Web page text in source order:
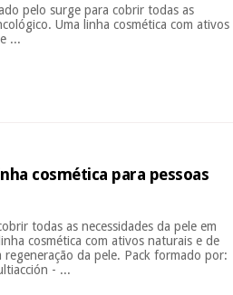
pelo surge para cobrir todas as
Uma linha cosmética com ativos
...
cosmética para pessoas
todas as necessidades da pele em
cosmética com ativos naturais e de
da pele. Pack formado por:
- ...